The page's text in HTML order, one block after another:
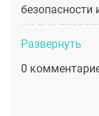
же она
принесло
Развернуть
0